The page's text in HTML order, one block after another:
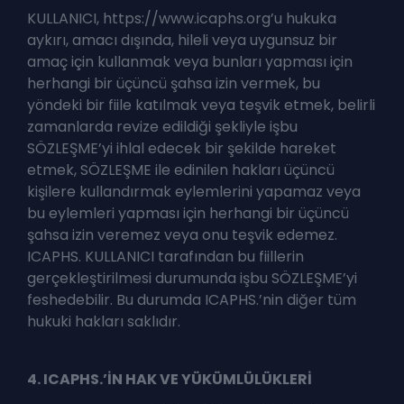
KULLANICI, https://www.icaphs.org’u hukuka
aykırı, amacı dışında, hileli veya uygunsuz bir
amaç için kullanmak veya bunları yapması için
herhangi bir üçüncü şahsa izin vermek, bu
yöndeki bir fiile katılmak veya teşvik etmek, belirli
zamanlarda revize edildiği şekliyle işbu
SÖZLEŞME’yi ihlal edecek bir şekilde hareket
etmek, SÖZLEŞME ile edinilen hakları üçüncü
kişilere kullandırmak eylemlerini yapamaz veya
bu eylemleri yapması için herhangi bir üçüncü
şahsa izin veremez veya onu teşvik edemez.
ICAPHS. KULLANICI tarafından bu fiillerin
gerçekleştirilmesi durumunda işbu SÖZLEŞME’yi
feshedebilir. Bu durumda ICAPHS.’nin diğer tüm
hukuki hakları saklıdır.
4. ICAPHS.’İN HAK VE YÜKÜMLÜLÜKLERİ